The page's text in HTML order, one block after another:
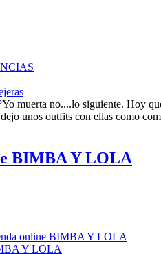
muerta no....lo siguiente. Hoy
unos outfits con ellas como
BIMBA Y LOLA
online BIMBA Y LOLA